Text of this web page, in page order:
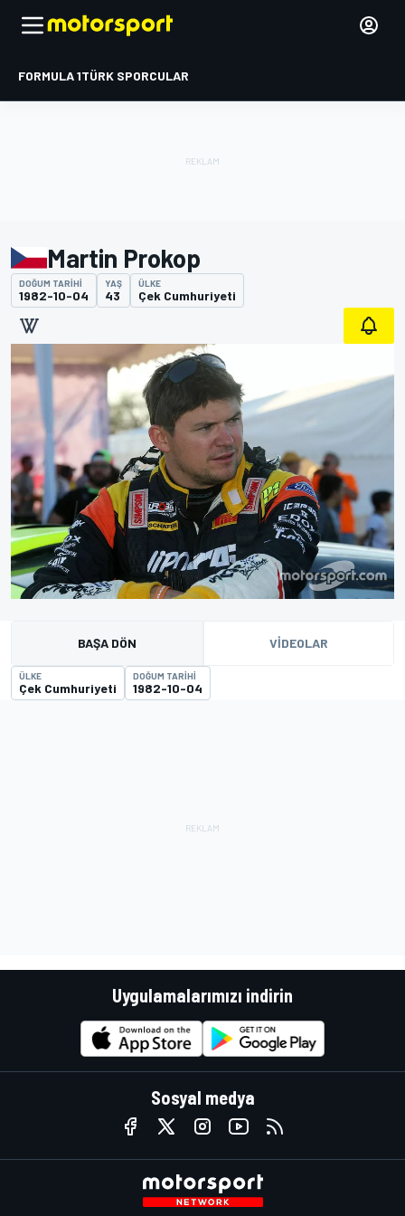
FORMULA 1TÜRK SPORCULAR
Martin Prokop
DOĞUM TARIHI
1982-10-04
YAŞ
43
ÜLKE
Çek Cumhuriyeti
BAŞA DÖN VIDEOLAR
ÜLKE
Çek Cumhuriyeti
DOĞUM TARIHI
1982-10-04
Uygulamalarımızı indirin
Sosyal medya